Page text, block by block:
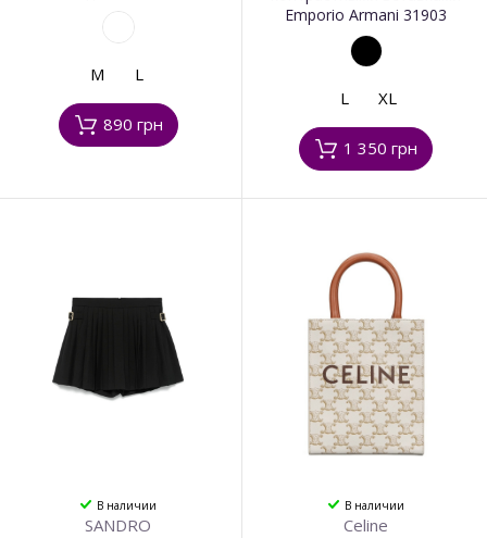
M L
890 грн
Emporio Armani 31903
L XL
1 350 грн
В наличии
SANDRO
В наличии
Celine